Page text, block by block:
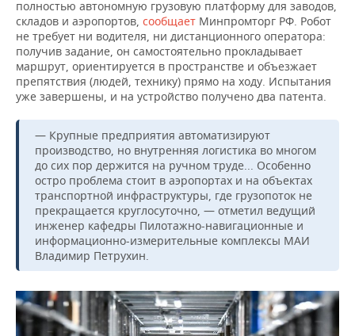
полностью автономную грузовую платформу для заводов,
складов и аэропортов, сообщает Минпромторг РФ. Робот
не требует ни водителя, ни дистанционного оператора:
получив задание, он самостоятельно прокладывает
маршрут, ориентируется в пространстве и объезжает
препятствия (людей, технику) прямо на ходу. Испытания
уже завершены, и на устройство получено два патента.
— Крупные предприятия автоматизируют
производство, но внутренняя логистика во многом
до сих пор держится на ручном труде... Особенно
остро проблема стоит в аэропортах и на объектах
транспортной инфраструктуры, где грузопоток не
прекращается круглосуточно, — отметил ведущий
инженер кафедры Пилотажно-навигационные и
информационно-измерительные комплексы МАИ
Владимир Петрухин.